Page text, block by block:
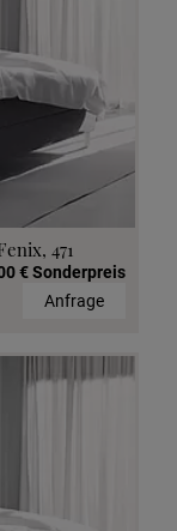
471
€ Sonderpreis
Anfrage